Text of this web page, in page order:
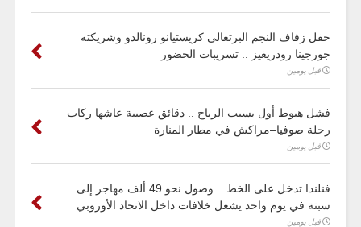
حفل زفاف النجم البرتغالي كريستيانو رونالدو وشريكته
جورجينا رودريغيز .. تسريبات الحضور
قبل يومين
فشل هبوط أول بسبب الرياح .. دقائق عصيبة عاشها ركاب
رحلة صوفيا–مراكش في مطار المنارة
قبل يومين
فنلندا تدخل على الخط .. وصول نحو 49 ألف مهاجر إلى
سبتة في يوم واحد يشعل خلافات داخل الاتحاد الأوروبي
قبل يومين